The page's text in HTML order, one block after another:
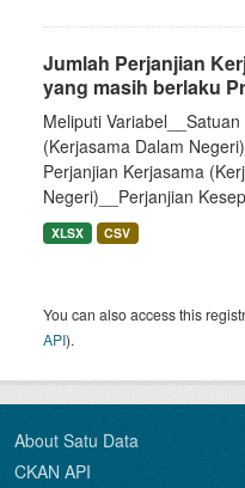
Jumlah Perjanjian
yang masih berlaku
Meliputi
(Kerjasama Dalam
Perjanjian Kerjasama
Negeri)__Perjanjian
XLSX CSV
You can also access this
API).
About Satu Data
CKAN API